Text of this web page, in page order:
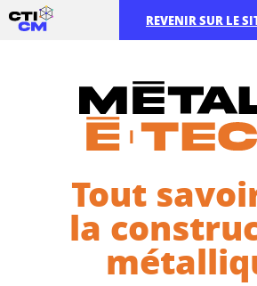
Tout
la
REVENIR SUR LE